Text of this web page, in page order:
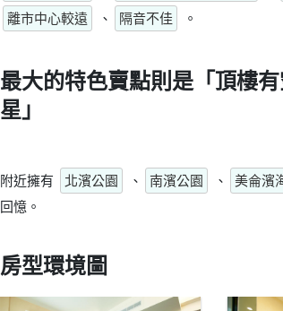
離市中心較遠
、 隔音不佳 。
最大的特色賣點則是「頂樓
星」
附近擁有 北濱公園 、 南濱公園 、 美侖濱
回憶。
房型環境圖